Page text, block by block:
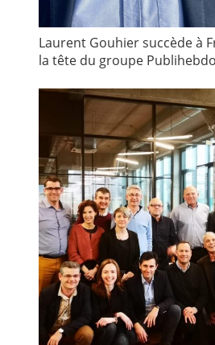
Laurent Gouhier succède à
la tête du groupe